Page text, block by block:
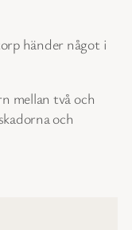
händer något i
mellan två och
och